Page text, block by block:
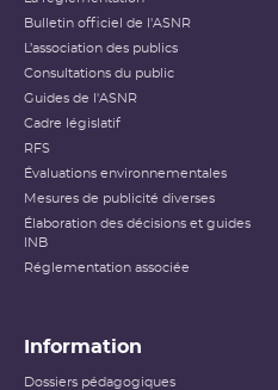
Bulletin officiel de l'ASNR
L’association des publics
Consultations du public
Guides de l'ASNR
Cadre législatif
RFS
Évaluations environnementales
Mesures de publicité diverses
Élaboration des décisions et guides
INB
Réglementation associée
Information
Dossiers pédagogiques